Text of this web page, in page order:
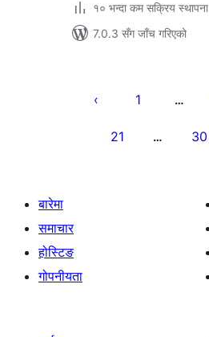
१० भन्दा कम सक्रिय स्थापना
7.0.3 सँग जाँच गरिएको
पृष्ठाङ्कन1 …
21 … 30
बारेमा
समाचार
होस्टिङ
गोपनीयता